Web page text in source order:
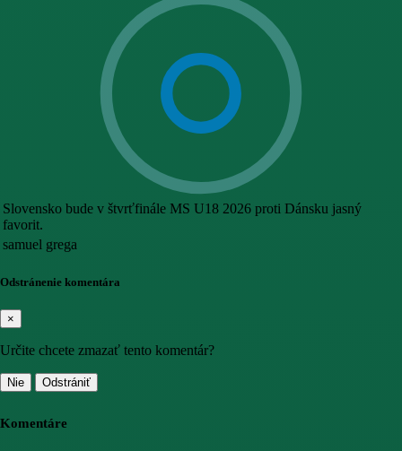
Slovensko bude v štvrťfinále MS U18 2026 proti Dánsku jasný
favorit.
samuel grega
Odstránenie komentára
×
Určite chcete zmazať tento komentár?
Nie Odstrániť
Komentáre